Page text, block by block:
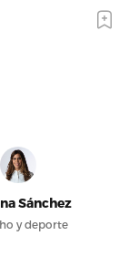
Sánchez
y deporte